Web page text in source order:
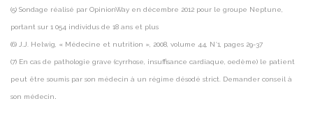
(5) Sondage réalisé par OpinionWay en décembre 2012 pour le groupe Neptune,
portant sur 1 054 individus de 18 ans et plus
(6) J.J. Helwig, « Médecine et nutrition », 2008, volume 44, N°1, pages 29-37
(7) En cas de pathologie grave (cyrrhose, insuffisance cardiaque, oedème) le patient
peut être soumis par son médecin à un régime désodé strict. Demander conseil à
son médecin.